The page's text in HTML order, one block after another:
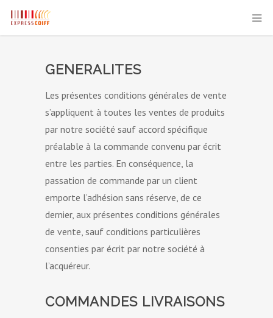
GENERALITES
Les présentes conditions générales de vente
s’appliquent à toutes les ventes de produits
par notre société sauf accord spécifique
préalable à la commande convenu par écrit
entre les parties. En conséquence, la
passation de commande par un client
emporte l’adhésion sans réserve, de ce
dernier, aux présentes conditions générales
de vente, sauf conditions particulières
consenties par écrit par notre société à
l’acquéreur.
COMMANDES LIVRAISONS